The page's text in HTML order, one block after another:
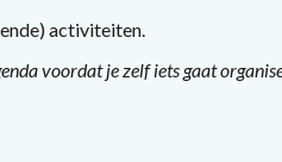
activiteiten.
voordat je zelf iets gaat